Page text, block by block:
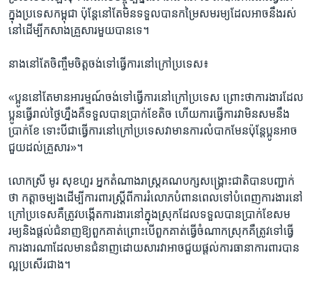
ក្នុង​ប្រទេស​កម្ពុជា​ ប៉ុន្តែ​នៅ​តែ​មិន​ទទួល​បាន​កម្រៃ​សមរម្យ​ដែល​អាច​នឹង​រស់​
នៅ​ដើម្បី​កសាង​គ្រួសារ​មួយ​បានទេ។
នាង​នៅ​តែ​ចិញ្ចឹម​ចិត្ត​ចង់​ទៅ​ធ្វើ​ការ​នៅ​ក្រៅ​ប្រទេស​៖
«ប្អូន​នៅ​តែ​មាន​អារម្មណ៍​ចង់​ទៅ​ធ្វើ​ការ​នៅ​ក្រៅ​ប្រទេស ​ព្រោះ​ថា​ការងារ​ដែល​
ប្អូន​ធ្វើ​រាល់​ថ្ងៃ​ហ្នឹង​គឺ​ទទួល​បាន​ប្រាក់​ខែ​តិច ​ហើយ​ការ​ធ្វើ​ការ​វា​មិន​សម​នឹង​
ប្រាក់ខែ​ ទោះ​បី​ជា​ធ្វើការ​នៅ​ក្រៅ​ប្រទេស​វា​មាន​ការ​លំបាក​មែន​ប៉ុន្តែ​ប្អូន​អាច​
ជួយ​ដល់​គ្រួសារ‍»។​
លោកស្រី​ មូរ សុខហួរ​ អ្នក​តំណាងរាស្រ្ត​គណបក្ស​សង្គ្រោះ​ជាតិ​បាន​បញ្ជាក់​
ថា​ កត្តា​ចម្បង​ដើម្បី​ការពារ​ស្រ្តី​ពី​ការ​រំលោភបំពាន​ពេល​ទៅ​បំពេញ​ការងារ​នៅ​
ក្រៅ​ប្រទេសគឺ​ត្រូវ​បង្កើត​ការងារ​នៅ​ក្នុង​ស្រុក​ដែល​ទទួល​បាន​ប្រាក់ខែ​សម
រម្យនិង​ផ្តល់​ជំនាញ​ឱ្យ​ពួកគាត់​ព្រោះ​បើ​ពួកគាត់​ធ្វើ​ចំណាកស្រុក​គឺ​ត្រូវ​ទៅ​ធ្វើ​
ការងារ​ណា​ដែល​មាន​ជំនាញ​ដោយ​សារ​វា​អាច​ជួយ​ផ្តល់​ការធានា​ការពារ​បាន​
ល្អ​ប្រសើរ​ជាង។